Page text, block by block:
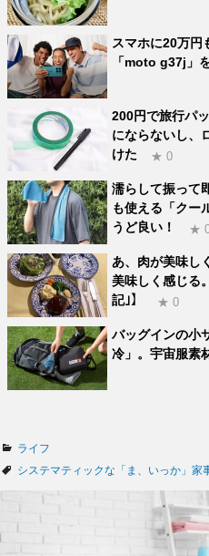
スマホに20万円
「moto g37j」
200円で旅行パ
にならないし、
けた
★ 0
濡らして振って
も使える「クー
うど良い！
★
あ、肉が美味し
美味しく感じる
記｣】
★ 0
バッグインの小
冷」。宇宙服素
カ
テ
ー
ライフ
タ
システマティックな「ま、いっか」家